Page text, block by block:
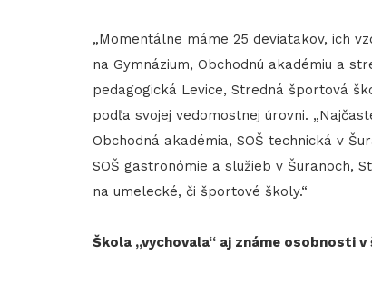
„Momentálne máme 25 deviatakov, ich
na Gymnázium, Obchodnú akadémiu a
pedagogická Levice, Stredná športová
podľa svojej vedomostnej úrovni.
Obchodná akadémia, SOŠ technická v
SOŠ gastronómie a služieb v Šuranoch,
na umelecké, či športové školy.“
Škola „vychovala“ aj známe osobnosti